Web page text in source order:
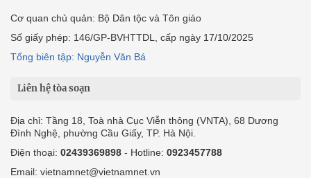
Cơ quan chủ quản: Bộ Dân tộc và Tôn giáo
Số giấy phép: 146/GP-BVHTTDL, cấp ngày 17/10/2025
Tổng biên tập: Nguyễn Văn Bá
Liên hệ tòa soạn
Địa chỉ: Tầng 18, Toà nhà Cục Viễn thông (VNTA), 68 Dương
Đình Nghệ, phường Cầu Giấy, TP. Hà Nội.
Điện thoại: 02439369898 - Hotline: 0923457788
Email: vietnamnet@vietnamnet.vn